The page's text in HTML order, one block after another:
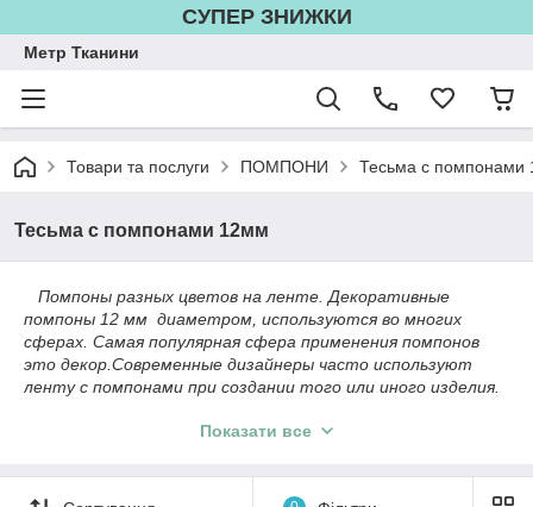
СУПЕР ЗНИЖКИ
Метр Тканини
Товари та послуги ПОМПОНИ Тесьма с помпонами
Тесьма с помпонами 12мм
Помпоны разных цветов на ленте. Декоративные
помпоны 12 мм диаметром, используются во многих
сферах. Самая популярная сфера применения помпонов
это декор.Современные дизайнеры часто используют
ленту с помпонами при создании того или иного изделия.
домашнего текстиля. Помпоны приятные на ощупь, на
вставляют в шторы,благодаря своей невесомости, ткань
украшенная помпонами не деформируется,не мнется и не
Показати все